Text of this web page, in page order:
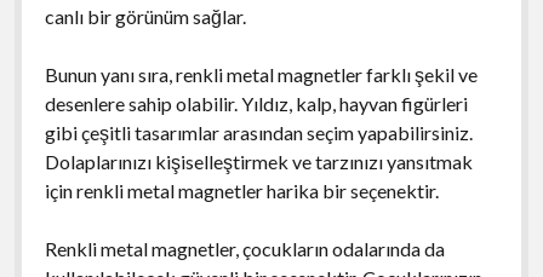
canlı bir görünüm sağlar.
Bunun yanı sıra, renkli metal magnetler farklı şekil ve
desenlere sahip olabilir. Yıldız, kalp, hayvan figürleri
gibi çeşitli tasarımlar arasından seçim yapabilirsiniz.
Dolaplarınızı kişiselleştirmek ve tarzınızı yansıtmak
için renkli metal magnetler harika bir seçenektir.
Renkli metal magnetler, çocukların odalarında da